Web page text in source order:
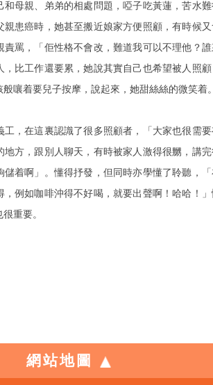
和母親、弟弟的相處問題，啞子吃黃蓮，苦水
親患癌時，她甚至搬近娘家方便照顧，有時候
責罵，「佢性格不會改，難道我可以不理他？
，比工作還要累，她說其實自己也希望被人照
嚷着要兒子按摩，說起來，她甜絲絲的微笑着
工，在這裏認識了很多照顧者，「大家也很需
地方，跟別人聊天，有時被家人激得很嬲，講
儲着啊」。懂得抒發，但同時亦學懂了聆聽，
，例如咖啡沖得不好喝，就要出聲啊！哈哈！
重要。
網站地圖